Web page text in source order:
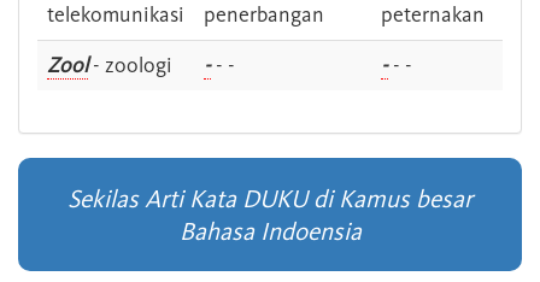
telekomunikasi
penerbangan
peternakan
Zool- zoologi -- - -- -
Sekilas Arti Kata DUKU di Kamus besar
Bahasa Indoensia